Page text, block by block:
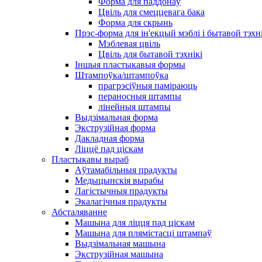
Цвіль для смеццевага бака
Форма для скрынь
Прэс-форма для ін'екцый мэблі і бытавой
Мэблевая цвіль
Цвіль для бытавой тэхнікі
Іншыя пластыкавыя формы
Штампоўка/штампоўка
прагрэсіўныя паміраюць
пераносныя штампы
лінейныя штампы
Выдзімальная форма
Экструзійная форма
Дакладная форма
Ліццё пад ціскам
Пластыкавы выраб
Аўтамабільныя прадукты
Медыцынскія вырабы
Лагістычныя прадукты
Экалагічныя прадукты
Абсталяванне
Машына для ліцця пад ціскам
Машына для плямістасці штампаў
Выдзімальная машына
Экструзійная машына